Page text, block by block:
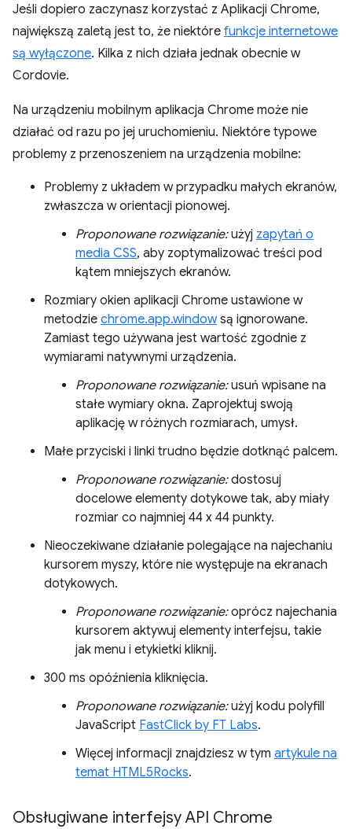
Jeśli dopiero zaczynasz korzystać z Aplikacji Chrome,
największą zaletą jest to, że niektóre funkcje internetowe
są wyłączone. Kilka z nich działa jednak obecnie w
Cordovie.
Na urządzeniu mobilnym aplikacja Chrome może nie
działać od razu po jej uruchomieniu. Niektóre typowe
problemy z przenoszeniem na urządzenia mobilne:
Problemy z układem w przypadku małych ekranów,
zwłaszcza w orientacji pionowej.
Proponowane rozwiązanie:użyj zapytań o
media CSS, aby zoptymalizować treści pod
kątem mniejszych ekranów.
Rozmiary okien aplikacji Chrome ustawione w
metodzie chrome.app.windowsą ignorowane.
Zamiast tego używana jest wartość zgodnie z
wymiarami natywnymi urządzenia.
Proponowane rozwiązanie:usuń wpisane na
stałe wymiary okna. Zaprojektuj swoją
aplikację w różnych rozmiarach, umysł.
Małe przyciski i linki trudno będzie dotknąć palcem.
Proponowane rozwiązanie:dostosuj
docelowe elementy dotykowe tak, aby miały
rozmiar co najmniej 44 x 44 punkty.
Nieoczekiwane działanie polegające na najechaniu
kursorem myszy, które nie występuje na ekranach
dotykowych.
Proponowane rozwiązanie:oprócz najechania
kursorem aktywuj elementy interfejsu, takie
jak menu i etykietki kliknij.
300 ms opóźnienia kliknięcia.
Proponowane rozwiązanie:użyj kodu polyfill
JavaScript FastClick by FT Labs.
Więcej informacji znajdziesz w tym artykule na
temat HTML5Rocks.
Obsługiwane interfejsy API Chrome